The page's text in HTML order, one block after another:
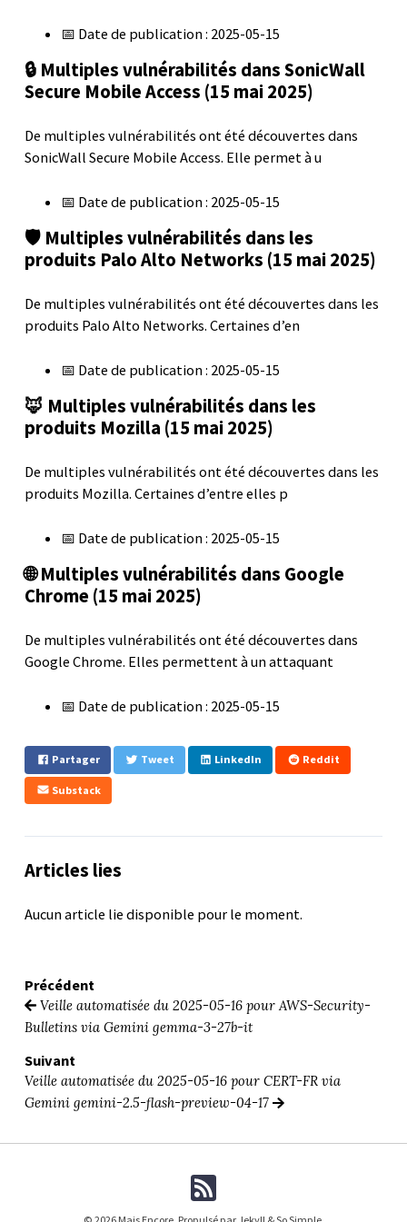
📅 Date de publication : 2025-05-15
🔒 Multiples vulnérabilités dans SonicWall
Secure Mobile Access (15 mai 2025)
De multiples vulnérabilités ont été découvertes dans
SonicWall Secure Mobile Access. Elle permet à u
📅 Date de publication : 2025-05-15
🛡️ Multiples vulnérabilités dans les
produits Palo Alto Networks (15 mai 2025)
De multiples vulnérabilités ont été découvertes dans les
produits Palo Alto Networks. Certaines d’en
📅 Date de publication : 2025-05-15
🦊 Multiples vulnérabilités dans les
produits Mozilla (15 mai 2025)
De multiples vulnérabilités ont été découvertes dans les
produits Mozilla. Certaines d’entre elles p
📅 Date de publication : 2025-05-15
🌐 Multiples vulnérabilités dans Google
Chrome (15 mai 2025)
De multiples vulnérabilités ont été découvertes dans
Google Chrome. Elles permettent à un attaquant
📅 Date de publication : 2025-05-15
Partager Tweet LinkedIn Reddit
Substack
Articles lies
Aucun article lie disponible pour le moment.
Précédent
Veille automatisée du 2025-05-16 pour AWS-Security-
Bulletins via Gemini gemma-3-27b-it
Suivant
Veille automatisée du 2025-05-16 pour CERT-FR via
Gemini gemini-2.5-flash-preview-04-17